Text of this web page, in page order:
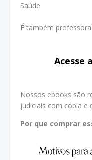
Saúde
É também
Acesse
Nossos ebooks são
judiciais com cópia e
Por que comprar